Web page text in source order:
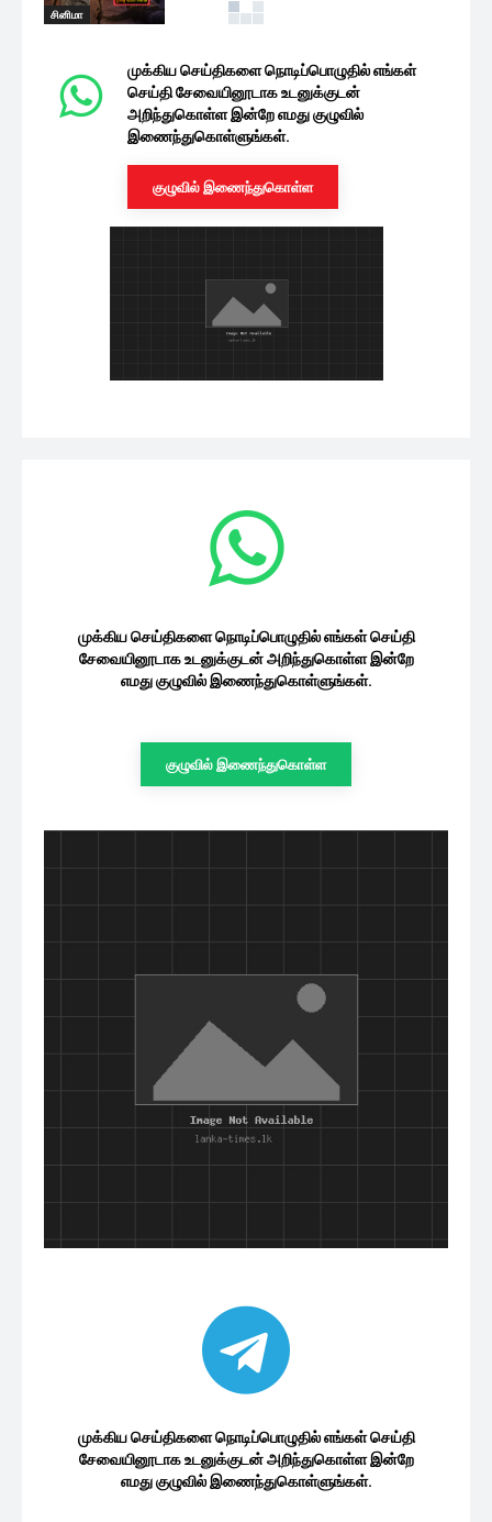
சினிமா
முக்கிய செய்திகளை நொடிப்பொழுதில் எங்கள்
செய்தி சேவையினூடாக உடனுக்குடன்
அறிந்துகொள்ள இன்றே எமது குழுவில்
இணைந்துகொள்ளுங்கள்.
குழுவில் இணைந்துகொள்ள
முக்கிய செய்திகளை நொடிப்பொழுதில் எங்கள் செய்தி
சேவையினூடாக உடனுக்குடன் அறிந்துகொள்ள இன்றே
எமது குழுவில் இணைந்துகொள்ளுங்கள்.
குழுவில் இணைந்துகொள்ள
முக்கிய செய்திகளை நொடிப்பொழுதில் எங்கள் செய்தி
சேவையினூடாக உடனுக்குடன் அறிந்துகொள்ள இன்றே
எமது குழுவில் இணைந்துகொள்ளுங்கள்.